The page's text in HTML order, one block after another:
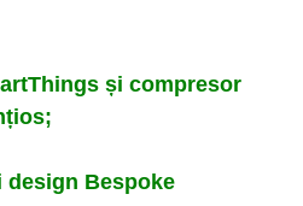
și compresor
design Bespoke